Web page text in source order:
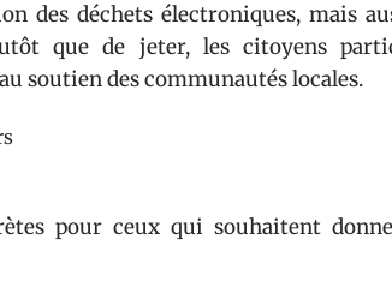
des déchets électroniques, mais
que de jeter, les citoyens
soutien des communautés locales.
pour ceux qui souhaitent